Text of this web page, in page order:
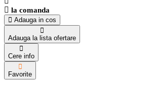
la comanda
Adauga in cos
Adauga la lista ofertare
Cere info
Favorite